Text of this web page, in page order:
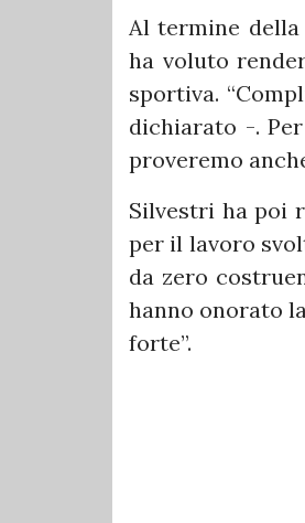
Al termine
ha voluto
sportiva.
dichiarato -.
proveremo
Silvestri ha poi
per il lavoro
da zero
hanno onorato
forte”.